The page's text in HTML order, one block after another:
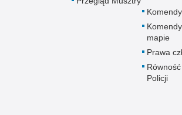
Komendy
mapie
Prawa
Równość
Policji